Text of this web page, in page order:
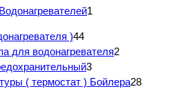
1
)44
для водонагревателя2
3
( термостат ) Бойлера28